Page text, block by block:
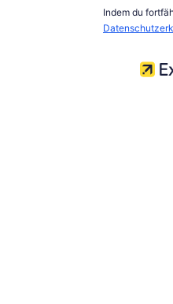
Indem du